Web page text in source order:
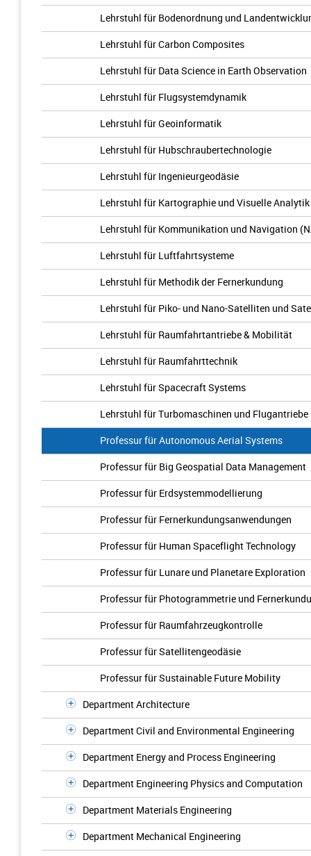
Lehrstuhl für Bodenordnung und
Lehrstuhl für Carbon Composites
Lehrstuhl für Data Science in Earth Observation
Lehrstuhl für Flugsystemdynamik
Lehrstuhl für Geoinformatik
Lehrstuhl für Hubschraubertechnologie
Lehrstuhl für Ingenieurgeodäsie
Lehrstuhl für Kartographie und Visuelle Analytik
Lehrstuhl für Kommunikation und Navigation
Lehrstuhl für Luftfahrtsysteme
Lehrstuhl für Methodik der Fernerkundung
Lehrstuhl für Piko- und Nano-Satelliten und
Lehrstuhl für Raumfahrtantriebe & Mobilität
Lehrstuhl für Raumfahrttechnik
Lehrstuhl für Spacecraft Systems
Lehrstuhl für Turbomaschinen und Flugantriebe
Professur für Autonomous Aerial Systems
Professur für Big Geospatial Data Management
Professur für Erdsystemmodellierung
Professur für Fernerkundungsanwendungen
Professur für Human Spaceflight Technology
Professur für Lunare und Planetare Exploration
Professur für Photogrammetrie und
Professur für Raumfahrzeugkontrolle
Professur für Satellitengeodäsie
Professur für Sustainable Future Mobility
Department Architecture
Department Civil and Environmental Engineering
Department Energy and Process Engineering
Department Engineering Physics and Computation
Department Materials Engineering
Department Mechanical Engineering